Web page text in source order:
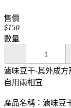
售價
$150
數量
滷味豆干-其外成
自用兩相宜
產品名稱：滷味豆